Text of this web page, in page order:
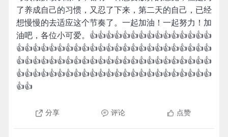
了养成自己的习惯，又忍了下来，第二天的自己，已经
想慢慢的去适应这个节奏了。一起加油！一起努力！加
油吧，各位小可爱。👍👍👍👍👍👍👍👍👍👍👍👍👍👍👍
👍👍👍👍👍👍👍👍👍👍👍👍👍👍👍👍👍👍👍👍👍👍👍👍
👍👍👍👍👍👍👍👍👍👍👍👍👍👍👍👍👍👍👍👍👍👍👍👍
👍👍👍👍👍👍👍👍👍👍👍👍👍👍👍👍👍👍👍👍👍👍👍👍
👍👍
分享 评论 点赞